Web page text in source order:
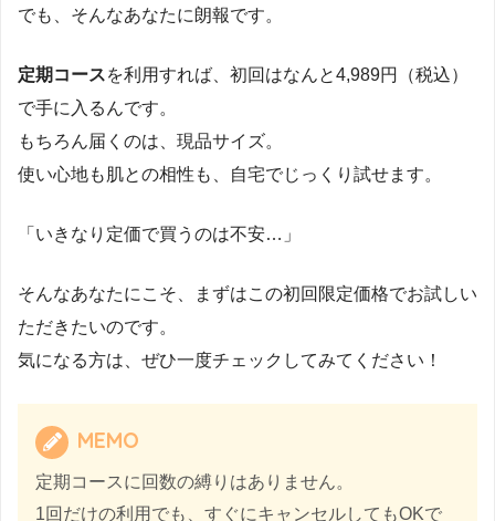
でも、そんなあなたに朗報です。
定期コースを利用すれば、初回はなんと4,989円（税込）
で手に入るんです。
もちろん届くのは、現品サイズ。
使い心地も肌との相性も、自宅でじっくり試せます。
「いきなり定価で買うのは不安…」
そんなあなたにこそ、まずはこの初回限定価格でお試しい
ただきたいのです。
気になる方は、ぜひ一度チェックしてみてください！
MEMO
定期コースに回数の縛りはありません。
1回だけの利用でも、すぐにキャンセルしてもOKで